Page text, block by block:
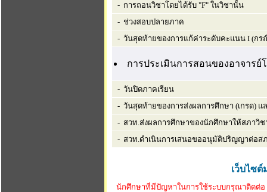
- การถอนวิชาโดยได้รับ "F" ในวิชานั้น
- ช่วงสอบปลายภาค
- วันสุดท้ายของการแก้ค่าระดับคะแนน I (กร
การประเมินการสอนของอาจารย์
- วันปิดภาคเรียน
- วันสุดท้ายของการส่งผลการศึกษา (เกรด)
- สวท.ส่งผลการศึกษาของนักศึกษาให้สภาวิ
- สวท.ดำเนินการเสนอขออนุมัติปริญญาต่อส
เว็บไซ
นักศึกษาที่มีปัญหาในการใช้ระบบกรุณาติดต่อ